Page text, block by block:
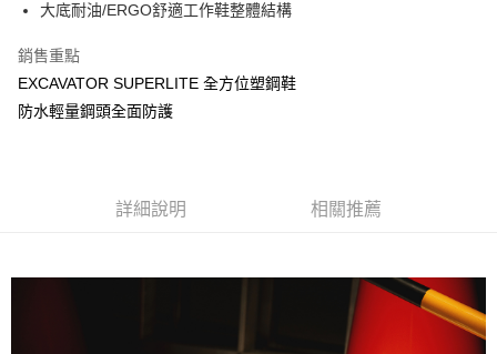
大底耐油/ERGO舒適工作鞋整體結構
銷售重點
EXCAVATOR SUPERLITE 全方位塑鋼鞋
防水輕量鋼頭全面防護
詳細說明 相關推薦